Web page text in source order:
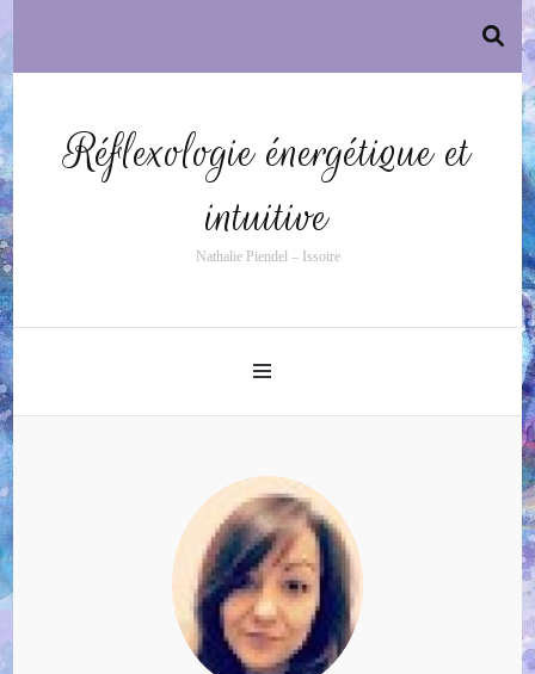
Réflexologie énergétique et
intuitive
Nathalie Piendel – Issoire